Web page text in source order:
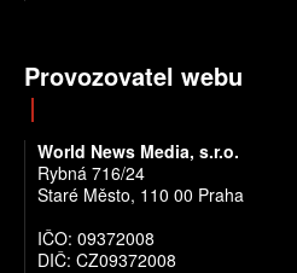
Provozovatel webu
World News Media, s.r.o.
Rybná 716/24
Staré Město, 110 00 Praha
IČO: 09372008
DIČ: CZ09372008